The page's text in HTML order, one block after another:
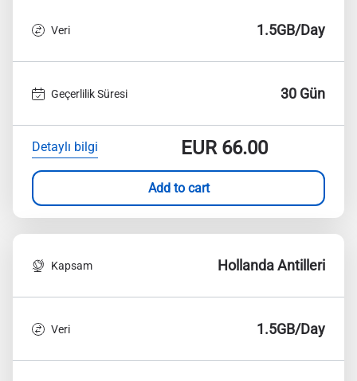
Veri 1.5GB/Day
Geçerlilik Süresi 30 Gün
Detaylı bilgi EUR66.00
Add to cart
Kapsam Hollanda Antilleri
Veri 1.5GB/Day